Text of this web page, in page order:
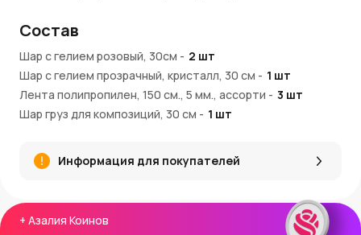
+ Азалия Коинов
подойдет для дня рождения, девичника, фотосессии или
в качестве дополнения к подарку.
Преимущества:
Ярко-розовые шары поднимают настроение и
привлекают внимание
Все шары наполнены гелием и украшены
Отлично смотрятся в кадре и создают атмосферу
праздника
Состав
Шар с гелием розовый, 30см - 2 шт
Шар с гелием прозрачный, кристалл, 30 см - 1 шт
Лента полипропилен, 150 см., 5 мм., ассорти - 3 шт
Шар груз для композиций, 30 см - 1 шт
Информация для покупателей